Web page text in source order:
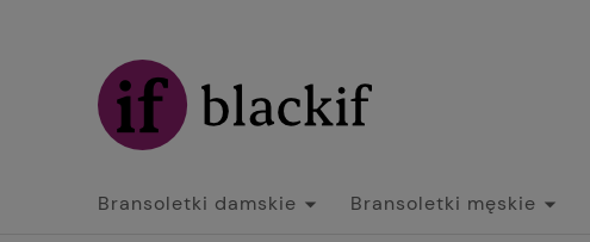
Bransoletki damskie Bransoletki męskie